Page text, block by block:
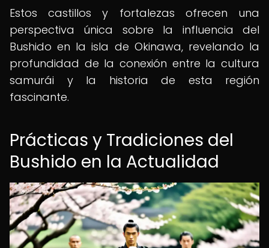
Estos castillos y fortalezas ofrecen una
perspectiva única sobre la influencia del
Bushido en la isla de Okinawa, revelando la
profundidad de la conexión entre la cultura
samurái y la historia de esta región
fascinante.
Prácticas y Tradiciones del
Bushido en la Actualidad